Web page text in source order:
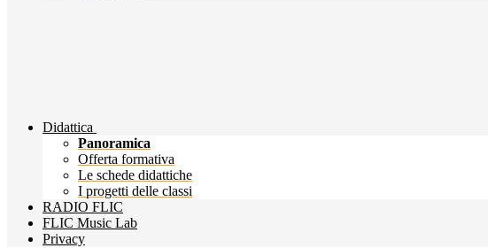
Didattica
Panoramica
Offerta formativa
Le schede didattiche
I progetti delle classi
RADIO FLIC
FLIC Music Lab
Privacy